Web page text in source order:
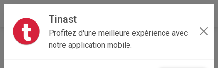
Tinast
Profitez d'une meilleure expérience avec
notre application mobile.
Accueil Recherche
Véhicules